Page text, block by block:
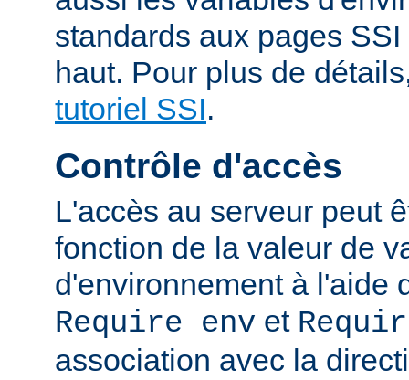
standards aux pages
haut. Pour plus de
tutoriel SSI.
Contrôle d'accès
L'accès au serveur peut
fonction de la valeur de
d'environnement à l'aide
Require env et
association avec la